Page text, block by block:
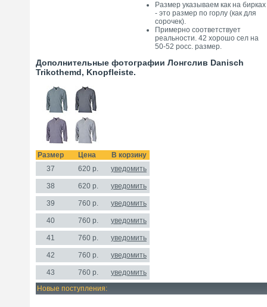
Размер указываем как на бирках
- это размер по горлу (как для
сорочек).
Примерно соответствует
реальности. 42 хорошо сел на
50-52 росс. размер.
Дополнительные фотографии Лонгслив Danisch
Trikothemd, Knopfleiste.
Размер Цена
В корзину
37
620 р. уведомить
38 620 р. уведомить
39 760 р. уведомить
40 760 р. уведомить
41 760 р. уведомить
42 760 р. уведомить
43 760 р.
уведомить
Новые поступления: